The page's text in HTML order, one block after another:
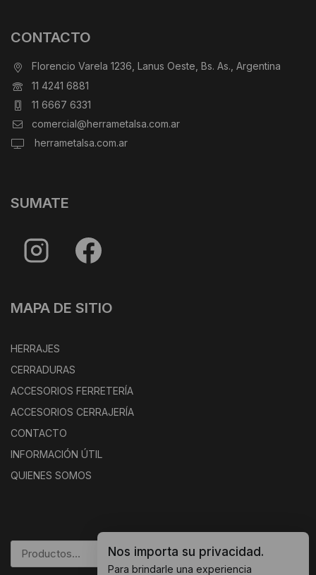
CONTACTO
Florencio Varela 1236, Lanus Oeste, Bs. As., Argentina
11 4241 6881
11 6667 6331
comercial@herrametalsa.com.ar
herrametalsa.com.ar
SUMATE
MAPA DE SITIO
HERRAJES
CERRADURAS
ACCESORIOS FERRETERÍA
ACCESORIOS CERRAJERÍA
CONTACTO
INFORMACIÓN ÚTIL
QUIENES SOMOS
BUSCAR
Nos importa su privacidad.
Para brindarle una experiencia